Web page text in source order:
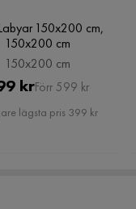
150x200 cm,
150x200 cm
150x200 cm
Pris
krOriginal
Pris
Förr 599 kr
lägsta pris 399 kr